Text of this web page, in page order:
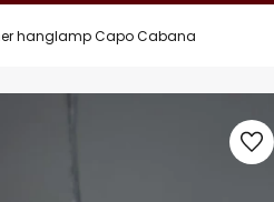
hanglamp Capo Cabana